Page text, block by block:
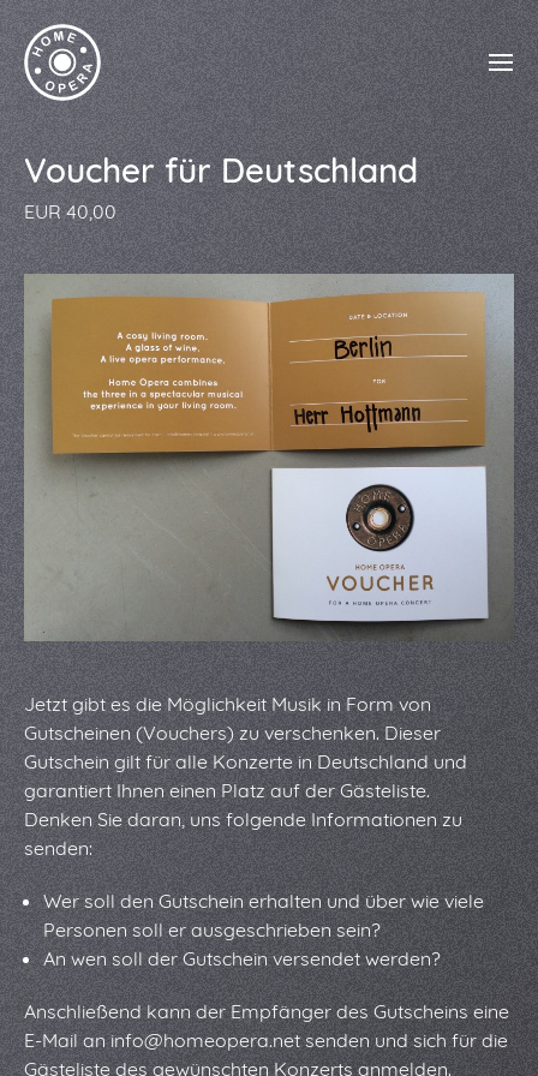
Voucher für Deutschland
EUR 40,00
Jetzt gibt es die Möglichkeit Musik in Form von
Gutscheinen (Vouchers) zu verschenken. Dieser
Gutschein gilt für alle Konzerte in Deutschland und
garantiert Ihnen einen Platz auf der Gästeliste.
Denken Sie daran, uns folgende Informationen zu
senden:
Wer soll den Gutschein erhalten und über wie viele
Personen soll er ausgeschrieben sein?
An wen soll der Gutschein versendet werden?
Anschließend kann der Empfänger des Gutscheins eine
E-Mail an info@homeopera.net senden und sich für die
Gästeliste des gewünschten Konzerts anmelden.